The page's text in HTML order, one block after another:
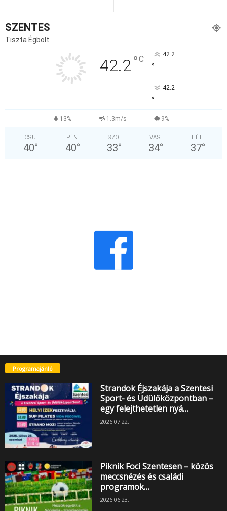
SZENTES
Tiszta Égbolt
42.2°C 42.2
°
42.2
°
13% 1.3m/s 9%
CSÜ
40°
PÉN
40°
SZO
33°
VAS
34°
HÉT
37°
Programajánló
Strandok Éjszakája a Szentesi
Sport- és Üdülőközpontban –
egy felejthetetlen nyá…
2026.07.22.
Piknik Foci Szentesen – közös
meccsnézés és családi
programok…
2026.06.23.